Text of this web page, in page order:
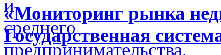
«Мониторинг рынка
Государственная